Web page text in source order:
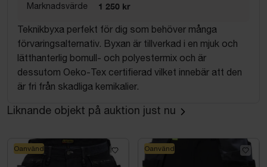
Marknadsvärde 1 250 kr
Teknikbyxa perfekt för dig som behöver många
förvaringsalternativ. Byxan är tillverkad i en mjuk och
lätthanterlig bomull- och polyestermix och är
dessutom Oeko-Tex certifierad vilket innebär att den
är fri från skadliga kemikalier.
Liknande objekt på auktion just nu
Oanvänd Oanvänd